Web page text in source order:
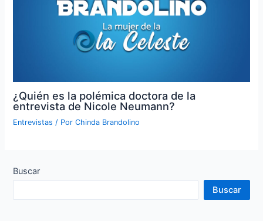
¿Quién es la polémica doctora de la
entrevista de Nicole Neumann?
Entrevistas / PorChinda Brandolino
Buscar
Buscar